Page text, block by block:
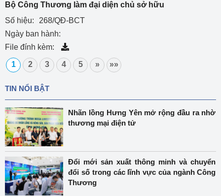
Bộ Công Thương làm đại diện chủ sở hữu
Số hiệu:
268/QĐ-BCT
Ngày ban hành:
File đính kèm:
1 2 3 4 5 » »»
TIN NỔI BẬT
Nhãn lồng Hưng Yên mở rộng đầu ra nhờ
thương mại điện tử
Đổi mới sản xuất thông minh và chuyển
đổi số trong các lĩnh vực của ngành Công
Thương